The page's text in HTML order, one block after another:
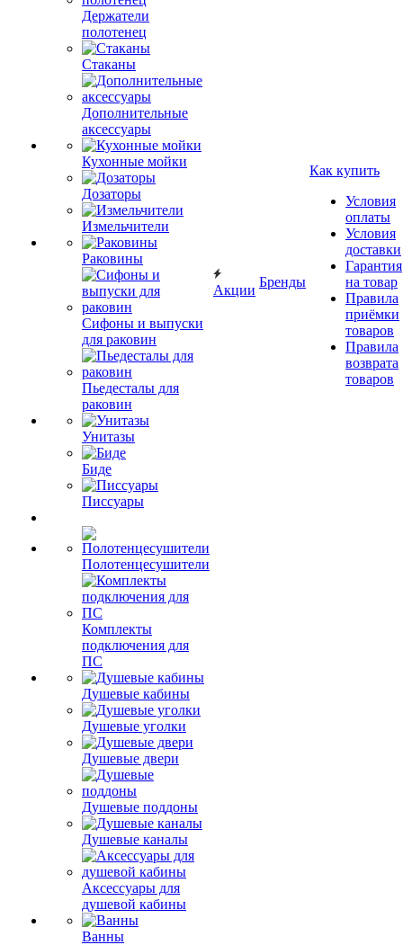
Держатели
полотенец
Стаканы
Дополнительные
аксессуары
Кухонные мойки
Дозаторы
Измельчители
Раковины
Сифоны и выпуски
для раковин
Пьедесталы для
раковин
Унитазы
Биде
Писсуары
Полотенцесушители
Комплекты
подключения для
ПС
Душевые кабины
Душевые уголки
Душевые двери
Душевые поддоны
Душевые каналы
Аксессуары для
душевой кабины
Ванны
Акции
Бренды
Как купить
Условия
оплаты
Условия
доставки
Гарантия
на товар
Правила
приёмки
товаров
Правила
возврата
товаров